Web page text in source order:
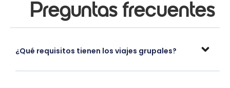
Preguntas frecuentes
¿Qué requisitos tienen los viajes grupales?